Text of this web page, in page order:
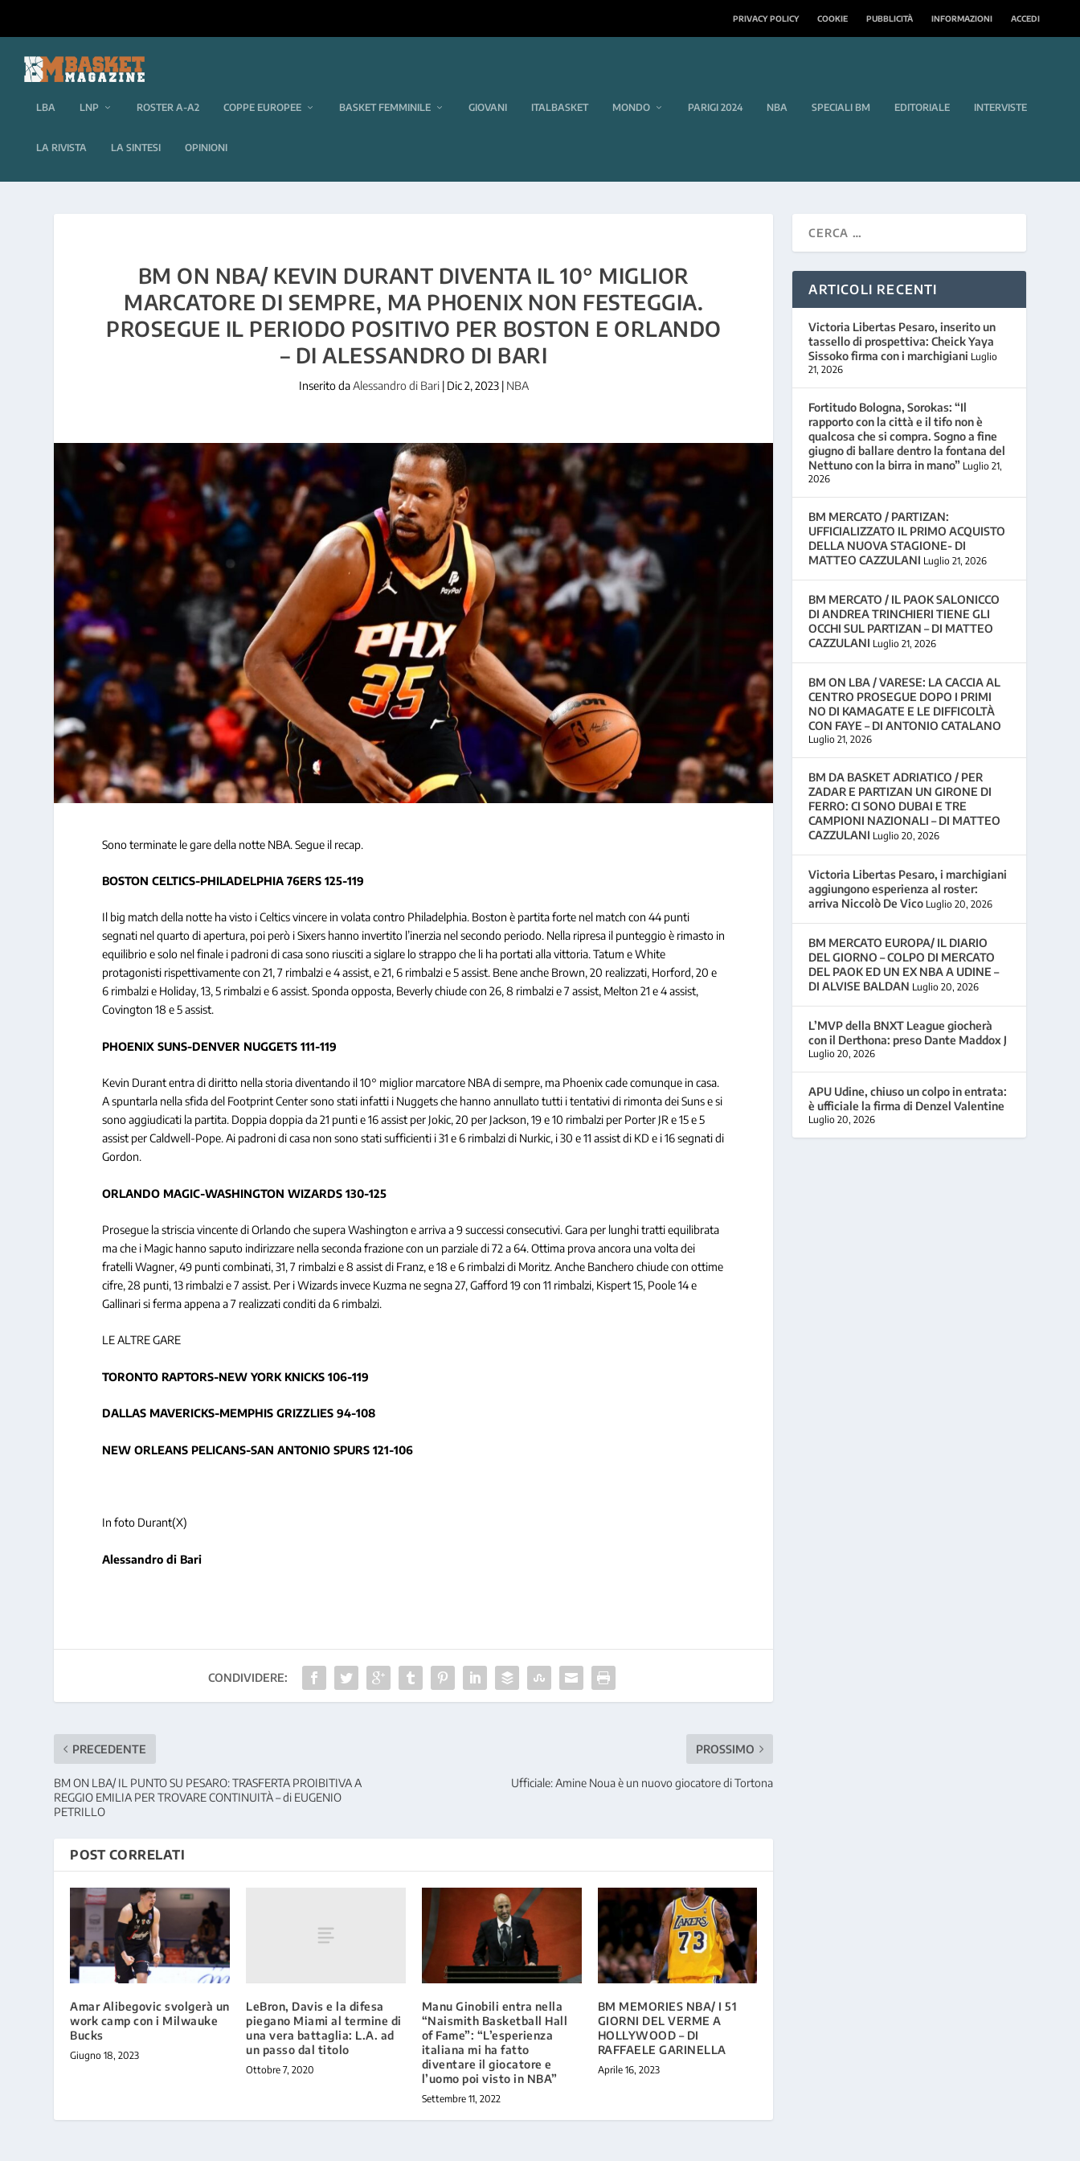
PRIVACY POLICY COOKIE PUBBLICITÀ INFORMAZIONI ACCEDI
LBA LNP ROSTER A-A2 COPPE EUROPEE BASKET FEMMINILE GIOVANI ITALBASKET MONDO PARIGI 2024 NBA SPECIALI BM EDITORIALE INTERVISTE
LA RIVISTA LA SINTESI OPINIONI
BM ON NBA/ KEVIN DURANT DIVENTA IL 10° MIGLIOR
MARCATORE DI SEMPRE, MA PHOENIX NON FESTEGGIA.
PROSEGUE IL PERIODO POSITIVO PER BOSTON E ORLANDO
– DI ALESSANDRO DI BARI
Inserito daAlessandro di Bari| Dic 2, 2023| NBA
Sono terminate le gare della notte NBA. Segue il recap.
BOSTON CELTICS-PHILADELPHIA 76ERS 125-119
Il big match della notte ha visto i Celtics vincere in volata contro Philadelphia. Boston è partita forte nel match con 44 punti
segnati nel quarto di apertura, poi però i Sixers hanno invertito l’inerzia nel secondo periodo. Nella ripresa il punteggio è rimasto in
equilibrio e solo nel finale i padroni di casa sono riusciti a siglare lo strappo che li ha portati alla vittoria. Tatum e White
protagonisti rispettivamente con 21, 7 rimbalzi e 4 assist, e 21, 6 rimbalzi e 5 assist. Bene anche Brown, 20 realizzati, Horford, 20 e
6 rimbalzi e Holiday, 13, 5 rimbalzi e 6 assist. Sponda opposta, Beverly chiude con 26, 8 rimbalzi e 7 assist, Melton 21 e 4 assist,
Covington 18 e 5 assist.
PHOENIX SUNS-DENVER NUGGETS 111-119
Kevin Durant entra di diritto nella storia diventando il 10° miglior marcatore NBA di sempre, ma Phoenix cade comunque in casa.
A spuntarla nella sfida del Footprint Center sono stati infatti i Nuggets che hanno annullato tutti i tentativi di rimonta dei Suns e si
sono aggiudicati la partita. Doppia doppia da 21 punti e 16 assist per Jokic, 20 per Jackson, 19 e 10 rimbalzi per Porter JR e 15 e 5
assist per Caldwell-Pope. Ai padroni di casa non sono stati sufficienti i 31 e 6 rimbalzi di Nurkic, i 30 e 11 assist di KD e i 16 segnati di
Gordon.
ORLANDO MAGIC-WASHINGTON WIZARDS 130-125
Prosegue la striscia vincente di Orlando che supera Washington e arriva a 9 successi consecutivi. Gara per lunghi tratti equilibrata
ma che i Magic hanno saputo indirizzare nella seconda frazione con un parziale di 72 a 64. Ottima prova ancora una volta dei
fratelli Wagner, 49 punti combinati, 31, 7 rimbalzi e 8 assist di Franz, e 18 e 6 rimbalzi di Moritz. Anche Banchero chiude con ottime
cifre, 28 punti, 13 rimbalzi e 7 assist. Per i Wizards invece Kuzma ne segna 27, Gafford 19 con 11 rimbalzi, Kispert 15, Poole 14 e
Gallinari si ferma appena a 7 realizzati conditi da 6 rimbalzi.
LE ALTRE GARE
TORONTO RAPTORS-NEW YORK KNICKS 106-119
DALLAS MAVERICKS-MEMPHIS GRIZZLIES 94-108
NEW ORLEANS PELICANS-SAN ANTONIO SPURS 121-106
In foto Durant(X)
Alessandro di Bari
CONDIVIDERE:
PRECEDENTE
BM ON LBA/ IL PUNTO SU PESARO: TRASFERTA PROIBITIVA A
REGGIO EMILIA PER TROVARE CONTINUITÀ – di EUGENIO
PETRILLO
PROSSIMO
Ufficiale: Amine Noua è un nuovo giocatore di Tortona
POST CORRELATI
Amar Alibegovic svolgerà un
work camp con i Milwauke
Bucks
Giugno 18, 2023
LeBron, Davis e la difesa
piegano Miami al termine di
una vera battaglia: L.A. ad
un passo dal titolo
Ottobre 7, 2020
Manu Ginobili entra nella
“Naismith Basketball Hall
of Fame”: “L’esperienza
italiana mi ha fatto
diventare il giocatore e
l’uomo poi visto in NBA”
Settembre 11, 2022
BM MEMORIES NBA/ I 51
GIORNI DEL VERME A
HOLLYWOOD – DI
RAFFAELE GARINELLA
Aprile 16, 2023
ARTICOLI RECENTI
Victoria Libertas Pesaro, inserito un
tassello di prospettiva: Cheick Yaya
Sissoko firma con i marchigiani Luglio
21, 2026
Fortitudo Bologna, Sorokas: “Il
rapporto con la città e il tifo non è
qualcosa che si compra. Sogno a fine
giugno di ballare dentro la fontana del
Nettuno con la birra in mano” Luglio 21,
2026
BM MERCATO / PARTIZAN:
UFFICIALIZZATO IL PRIMO ACQUISTO
DELLA NUOVA STAGIONE- DI
MATTEO CAZZULANI Luglio 21, 2026
BM MERCATO / IL PAOK SALONICCO
DI ANDREA TRINCHIERI TIENE GLI
OCCHI SUL PARTIZAN – DI MATTEO
CAZZULANI Luglio 21, 2026
BM ON LBA / VARESE: LA CACCIA AL
CENTRO PROSEGUE DOPO I PRIMI
NO DI KAMAGATE E LE DIFFICOLTÀ
CON FAYE – DI ANTONIO CATALANO
Luglio 21, 2026
BM DA BASKET ADRIATICO / PER
ZADAR E PARTIZAN UN GIRONE DI
FERRO: CI SONO DUBAI E TRE
CAMPIONI NAZIONALI – DI MATTEO
CAZZULANI Luglio 20, 2026
Victoria Libertas Pesaro, i marchigiani
aggiungono esperienza al roster:
arriva Niccolò De Vico Luglio 20, 2026
BM MERCATO EUROPA/ IL DIARIO
DEL GIORNO – COLPO DI MERCATO
DEL PAOK ED UN EX NBA A UDINE –
DI ALVISE BALDAN Luglio 20, 2026
L’MVP della BNXT League giocherà
con il Derthona: preso Dante Maddox J
Luglio 20, 2026
APU Udine, chiuso un colpo in entrata:
è ufficiale la firma di Denzel Valentine
Luglio 20, 2026